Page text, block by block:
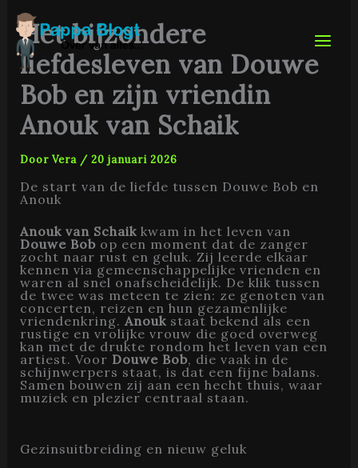
naar
inhoud
Het bijzondere
liefdesleven van Douwe
Bob en zijn vriendin
Anouk van Schaik
Door Vera / 20 januari 2026
De start van de liefde tussen Douwe Bob en
Anouk
Anouk van Schaikkwam in het leven van
Douwe Bobop een moment dat de zanger
zocht naar rust en geluk. Zij leerde elkaar
kennen via gemeenschappelijke vrienden en
waren al snel onafscheidelijk. De klik tussen
de twee was meteen te zien: ze genoten van
concerten, reizen en hun gezamenlijke
vriendenkring. Anoukstaat bekend als een
rustige en vrolijke vrouw die goed overweg
kan met de drukte rondom het leven van een
artiest. Voor Douwe Bob, die vaak in de
schijnwerpers staat, is dat een fijne balans.
Samen bouwen zij aan een hecht thuis, waar
muziek en plezier centraal staan.
Gezinsuitbreiding en nieuw geluk